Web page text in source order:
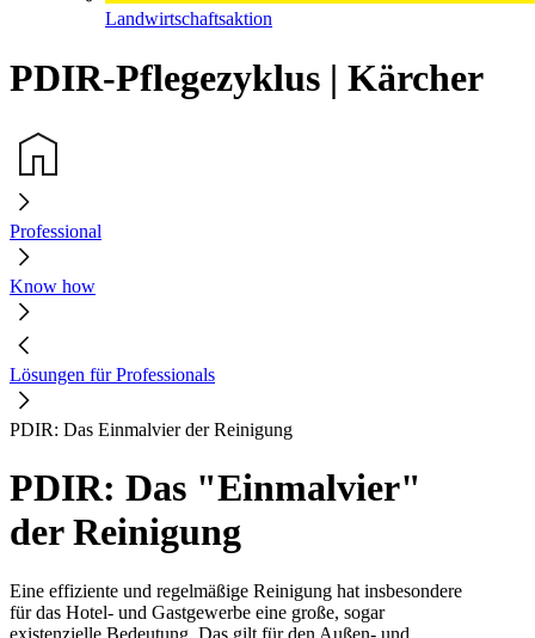
Landwirtschaftsaktion
PDIR-Pflegezyklus | Kärcher
Professional
Know how
Lösungen für Professionals
PDIR: Das Einmalvier der Reinigung
PDIR: Das "Einmalvier"
der Reinigung
Eine effiziente und regelmäßige Reinigung hat insbesondere
für das Hotel- und Gastgewerbe eine große, sogar
existenzielle Bedeutung. Das gilt für den Außen- und